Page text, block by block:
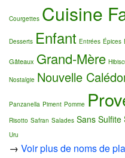
Courgettes Cuisine
Desserts Enfant Entrées Épices
Gâteaux Grand-Mère
Nostalgie Nouvelle
Panzanella Piment Pomme
Risotto Safran Salades Sans Sulfite
Uru
→ Voir plus de noms de